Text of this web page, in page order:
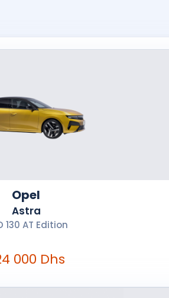
Opel
Astra
130 AT Edition
000 Dhs